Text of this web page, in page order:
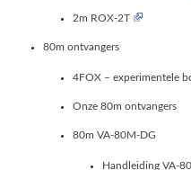
2m ROX-2T
80m ontvangers
4FOX – experimentele
Onze 80m ontvangers
80m VA-80M-DG
Handleiding VA-